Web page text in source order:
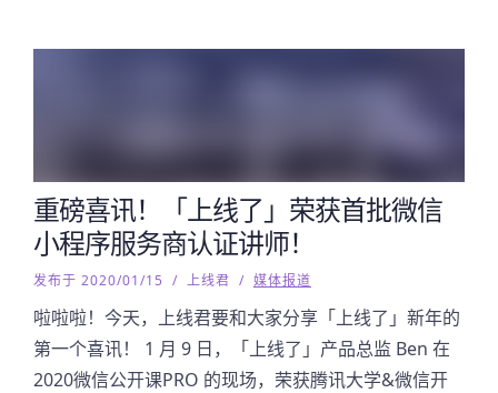
重磅喜讯！「上线了」荣获首批微信
小程序服务商认证讲师！
发布于 2020/01/15 / 上线君 / 媒体报道
啦啦啦！今天，上线君要和大家分享「上线了」新年的
第一个喜讯！ 1 月 9 日，「上线了」产品总监 Ben 在
2020微信公开课PRO 的现场，荣获腾讯大学&微信开